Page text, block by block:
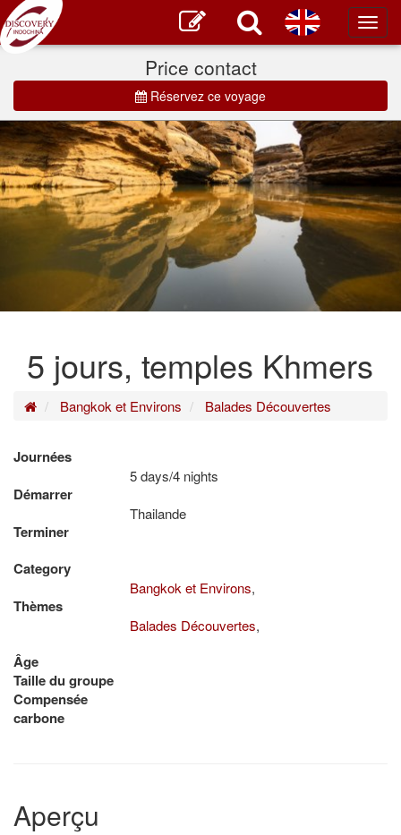
Price contact
Réservez ce voyage
5 jours, temples Khmers
HomeBangkok et Environs Balades Découvertes
Journées
5 days/4 nights
Démarrer
Thailande
Terminer
Category
Bangkok et Environs,
Thèmes
Balades Découvertes,
Âge
Taille du groupe
Compensée
carbone
Aperçu